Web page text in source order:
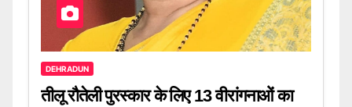
DEHRADUN
तीलू रौतेली पुरस्कार के लिए 13 वीरांगनाओं का